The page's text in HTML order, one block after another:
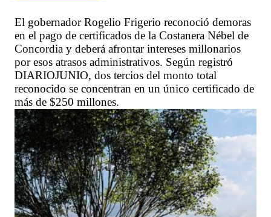
El gobernador Rogelio Frigerio reconoció demoras
en el pago de certificados de la Costanera Nébel de
Concordia y deberá afrontar intereses millonarios
por esos atrasos administrativos. Según registró
DIARIOJUNIO, dos tercios del monto total
reconocido se concentran en un único certificado de
más de $250 millones.